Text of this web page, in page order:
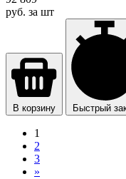
руб. за шт
В корзину Быстрый
1
2
3
»